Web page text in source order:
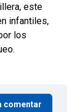
este
infantiles,
los
comentar